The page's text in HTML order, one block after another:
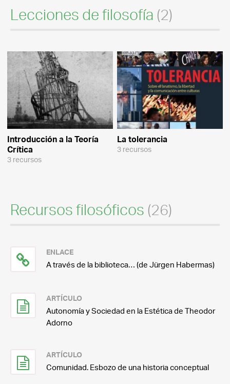
Lecciones de filosofía (2)
Introducción a la Teoría
Crítica
3 recursos
La tolerancia
3 recursos
Recursos filosóficos (26)
ENLACE
A través de la biblioteca… (de Jürgen Habermas)
ARTÍCULO
Autonomía y Sociedad en la Estética de Theodor
Adorno
ARTÍCULO
Comunidad. Esbozo de una historia conceptual